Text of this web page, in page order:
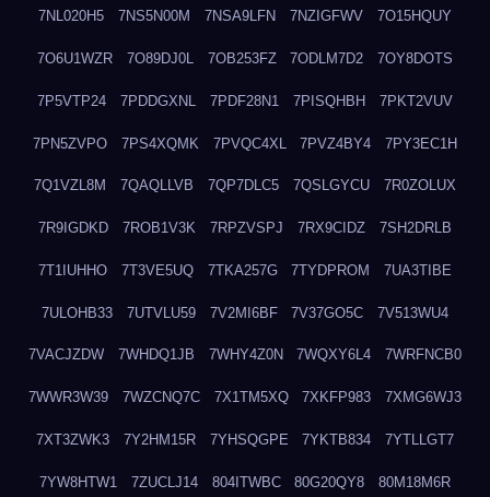
7NL020H5 7NS5N00M 7NSA9LFN 7NZIGFWV 7O15HQUY
7O6U1WZR 7O89DJ0L 7OB253FZ 7ODLM7D2 7OY8DOTS
7P5VTP24 7PDDGXNL 7PDF28N1 7PISQHBH 7PKT2VUV
7PN5ZVPO 7PS4XQMK 7PVQC4XL 7PVZ4BY4 7PY3EC1H
7Q1VZL8M 7QAQLLVB 7QP7DLC5 7QSLGYCU 7R0ZOLUX
7R9IGDKD 7ROB1V3K 7RPZVSPJ 7RX9CIDZ 7SH2DRLB
7T1IUHHO 7T3VE5UQ 7TKA257G 7TYDPROM 7UA3TIBE
7ULOHB33 7UTVLU59 7V2MI6BF 7V37GO5C 7V513WU4
7VACJZDW 7WHDQ1JB 7WHY4Z0N 7WQXY6L4 7WRFNCB0
7WWR3W39 7WZCNQ7C 7X1TM5XQ 7XKFP983 7XMG6WJ3
7XT3ZWK3 7Y2HM15R 7YHSQGPE 7YKTB834 7YTLLGT7
7YW8HTW1 7ZUCLJ14 804ITWBC 80G20QY8 80M18M6R